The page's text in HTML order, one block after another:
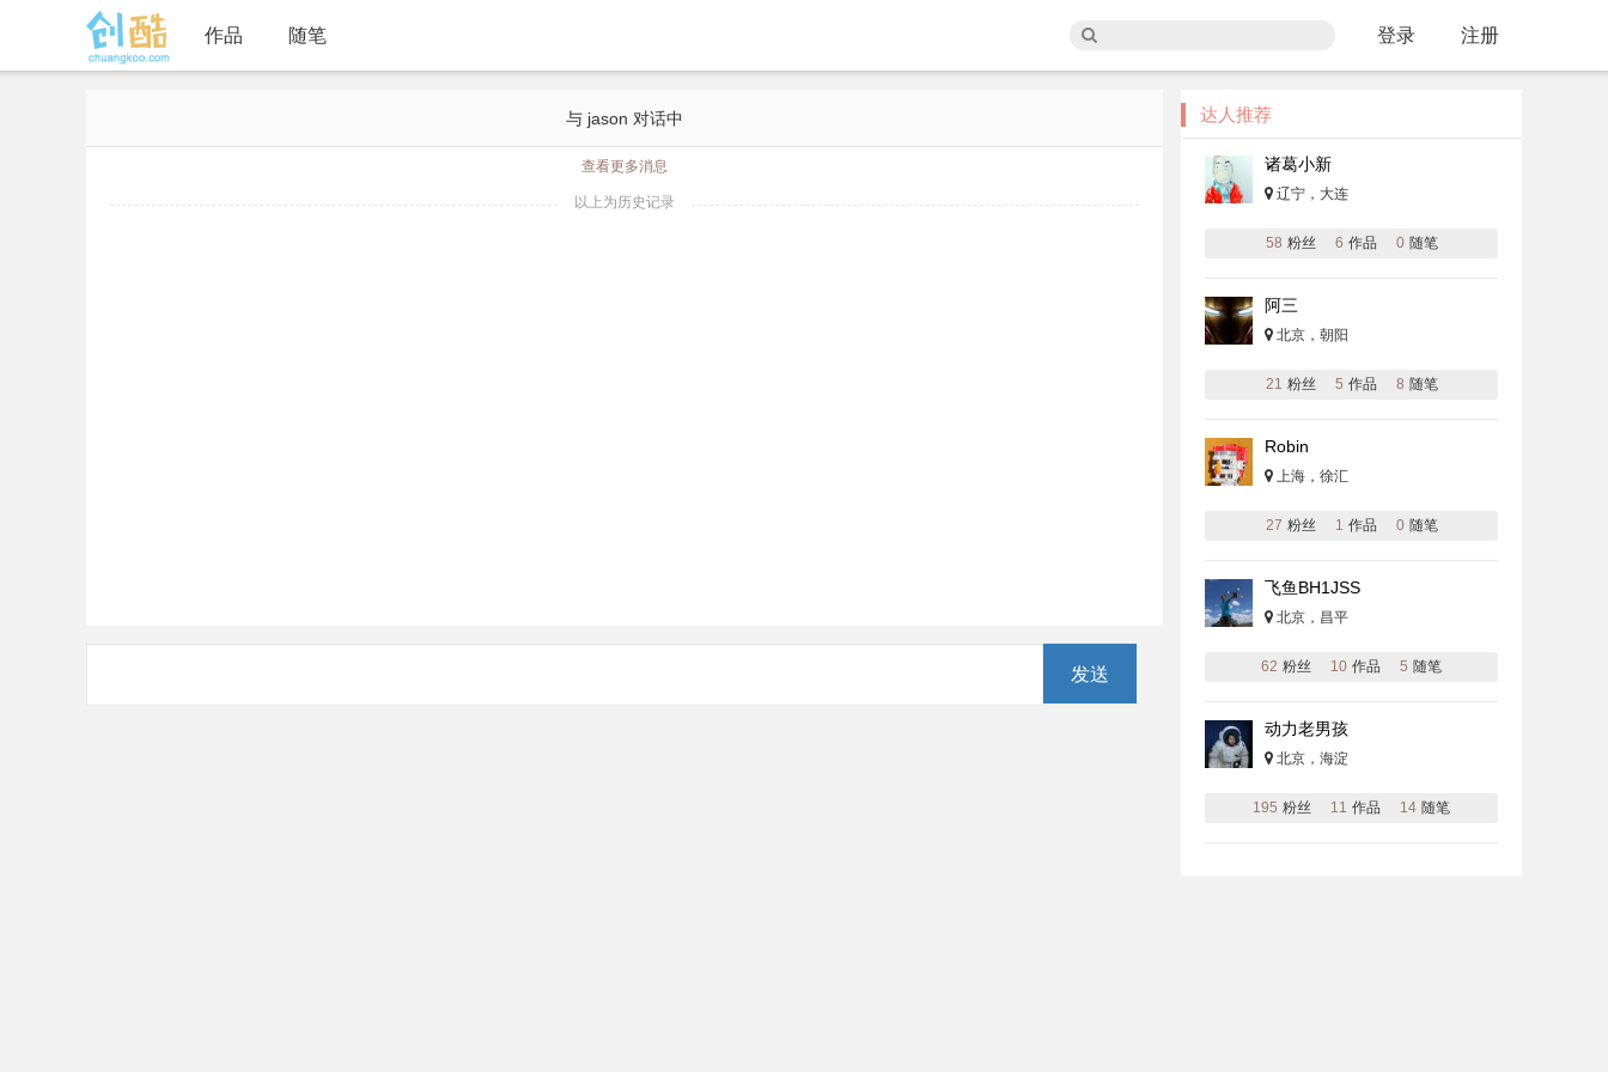
作品 随笔 登录 注册
与 jason 对话中
查看更多消息
以上为历史记录
发送
达人推荐
诸葛小新
辽宁，大连
58 粉丝 6 作品 0 随笔
阿三
北京，朝阳
21 粉丝 5 作品 8 随笔
Robin
上海，徐汇
27 粉丝 1 作品 0 随笔
飞鱼BH1JSS
北京，昌平
62 粉丝 10 作品 5 随笔
动力老男孩
北京，海淀
195 粉丝 11 作品 14 随笔